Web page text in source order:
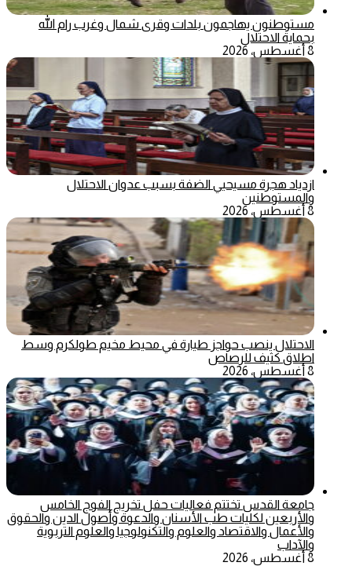
مستوطنون يهاجمون بلدات وقرى شمال وغرب رام الله
بحماية الاحتلال
8 أغسطس، 2026
ازدياد هجرة مسيحيي الضفة بسبب عدوان الاحتلال
والمستوطنين
8 أغسطس، 2026
الاحتلال ينصب حواجز طيارة في محيط مخيم طولكرم وسط
اطلاق كثيف للرصاص
8 أغسطس، 2026
جامعة القدس تختتم فعاليات حفل تخريج الفوج الخامس
والأربعين لكليات طب الأسنان والدعوة وأصول الدين والحقوق
والأعمال والاقتصاد والعلوم والتكنولوجيا والعلوم التربوية
والآداب
8 أغسطس، 2026